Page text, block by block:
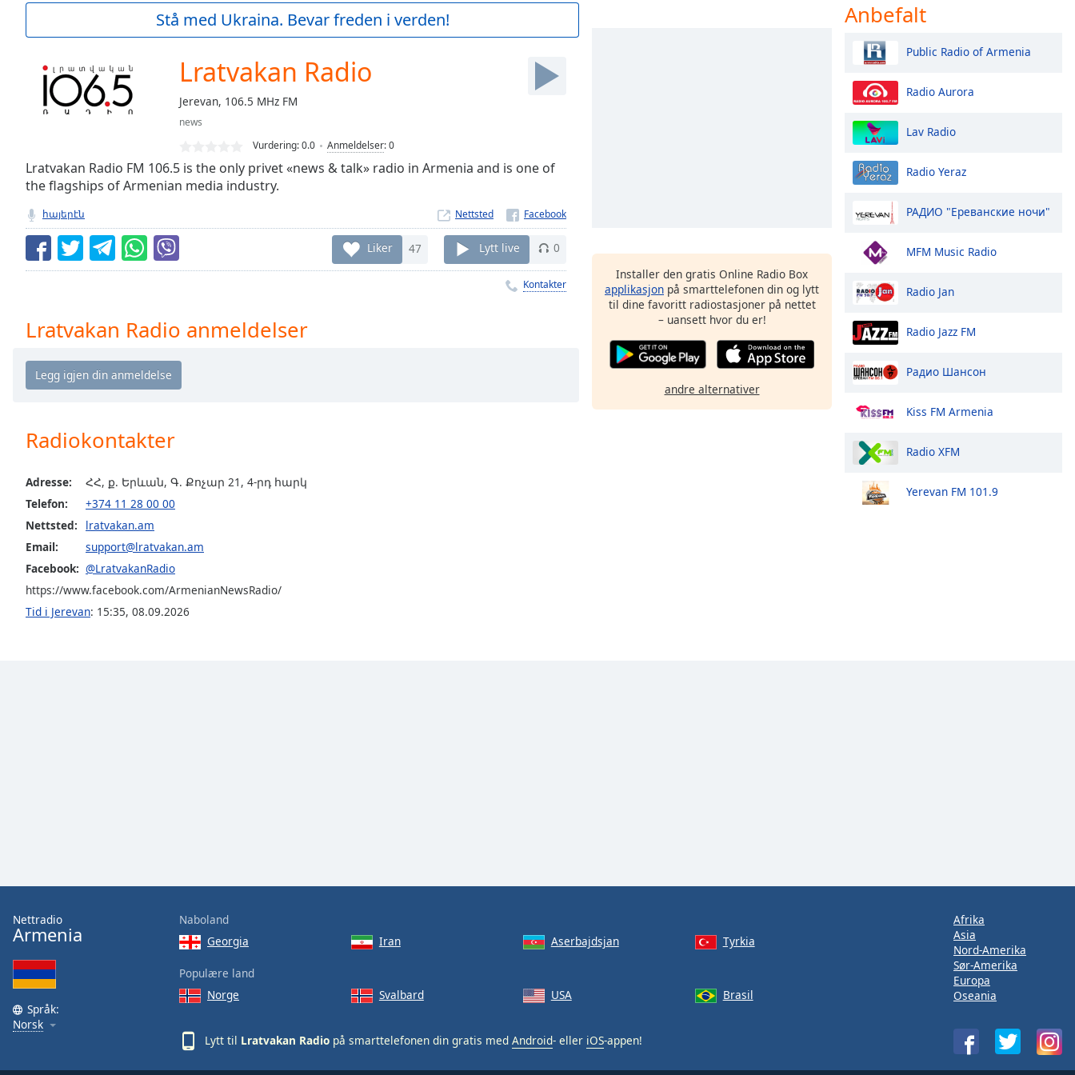
Current
Loaded:
Seek to
currently
LIVE
Remaining
Chapters
Chapters
selected
Subtitles
subtitles
settings
opens
subtitles
settings
Beginning
dialog
window.
Escape
will
Stå med Ukraina. Bevar freden i verden!
Lratvakan Radio
Jerevan, 106.5 MHz FM
news
Vurdering:0.0 Anmeldelser:0
Lratvakan Radio FM 106.5 is the only privet «news & talk» radio in Armenia and is one of
the flagships of Armenian media industry.
հայերէն Nettsted
Liker 47 Lytt live 0
Kontakter
Lratvakan Radio anmeldelser
Radiokontakter
Adresse:
ՀՀ, ք. Երևան, Գ. Քոչար 21, 4-րդ հարկ
Telefon:
+374 11 28 00 00
Nettsted:
lratvakan.am
Email:
support@lratvakan.am
Facebook: @LratvakanRadio
https://www.facebook.com/ArmenianNewsRadio/
Tid i Jerevan: 15:35, 08.09.2026
Installer den gratis Online Radio Box
applikasjon på smarttelefonen din og lytt
til dine favoritt radiostasjoner på nettet
– uansett hvor du er!
andre alternativer
Anbefalt
Public Radio of Armenia
Radio Aurora
Lav Radio
Radio Yeraz
РАДИО "Ереванские ночи"
MFM Music Radio
Radio Jan
Radio Jazz FM
Радио Шансон
Kiss FM Armenia
Radio XFM
Yerevan FM 101.9
Nettradio
Armenia
Språk:
Norsk
Naboland
Georgia
Iran Aserbajdsjan Tyrkia
Populære land
Norge
Svalbard USA Brasil
Lytt til Lratvakan Radio på smarttelefonen din gratis med Android- eller iOS-appen!
Afrika
Asia
Nord-Amerika
Sør-Amerika
Europa
Oseania